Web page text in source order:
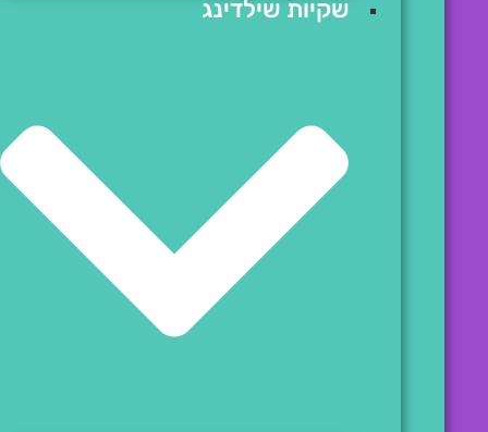
שקיות שילדינג